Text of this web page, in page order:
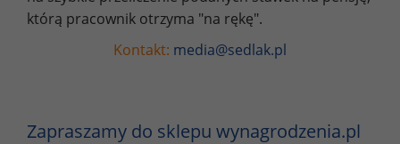
którą pracownik otrzyma "na rękę".
Kontakt: media@sedlak.pl
Zapraszamy do sklepu wynagrodzenia.pl